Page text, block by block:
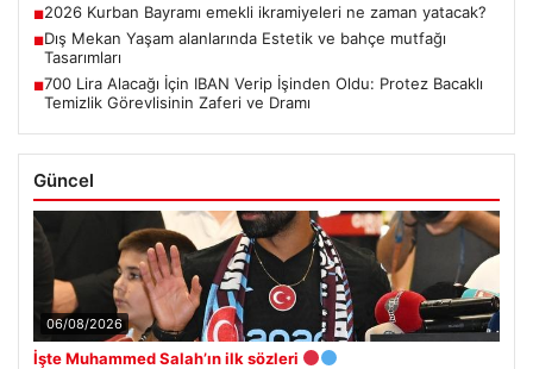
■2026 Kurban Bayramı emekli ikramiyeleri ne zaman yatacak?
■Dış Mekan Yaşam alanlarında Estetik ve bahçe mutfağı
Tasarımları
■700 Lira Alacağı İçin IBAN Verip İşinden Oldu: Protez Bacaklı
Temizlik Görevlisinin Zaferi ve Dramı
Güncel
06/08/2026
İşte Muhammed Salah’ın ilk sözleri